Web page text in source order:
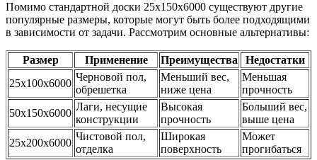
Помимо стандартной доски 25х150х6000 существуют другие
популярные размеры, которые могут быть более подходящими
в зависимости от задачи. Рассмотрим основные альтернативы:
Размер Применение Преимущества
Недостатки
25х100х6000
Черновой пол,
обрешетка
Меньший вес,
ниже цена
Меньшая
прочность
50х150х6000
Лаги, несущие
конструкции
Высокая
прочность
Больший вес,
выше цена
25х200х6000
Чистовой пол,
отделка
Широкая
поверхность
Может
прогибаться